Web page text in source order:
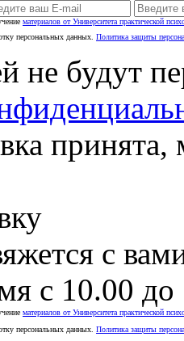
материалов от Университета практической
персональных данных. Политика защиты
не будут
с
с 10.00
материалов от Университета практической
персональных данных. Политика защиты